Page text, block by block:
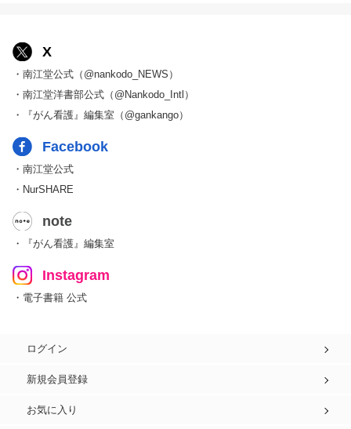
X
・南江堂公式（@nankodo_NEWS）
・南江堂洋書部公式（@Nankodo_Intl）
・『がん看護』編集室（@gankango）
Facebook
・南江堂公式
・NurSHARE
note
・『がん看護』編集室
Instagram
・電子書籍 公式
ログイン
新規会員登録
お気に入り